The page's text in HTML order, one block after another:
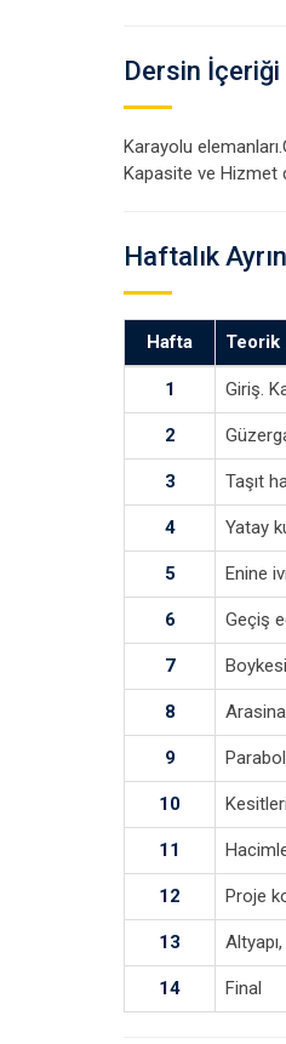
Dersin İçeriği
Karayolu
Kapasite ve Hizmet
Haftalık
Hafta Teorik
1 Giriş.
2
3 Taşıt
4 Yatay
5 Enine
6 Geçiş
7
8
9
10
11
12 Proje
13
14 Final